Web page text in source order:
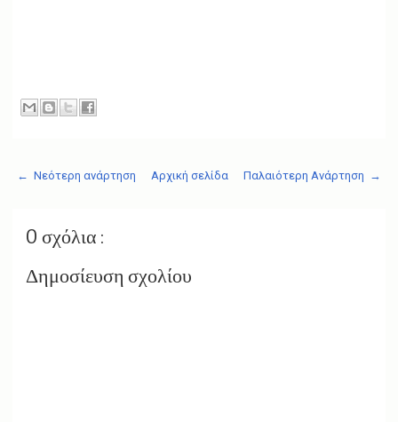
← Νεότερη ανάρτηση Παλαιότερη Ανάρτηση →
Αρχική σελίδα
0 σχόλια :
Δημοσίευση σχολίου